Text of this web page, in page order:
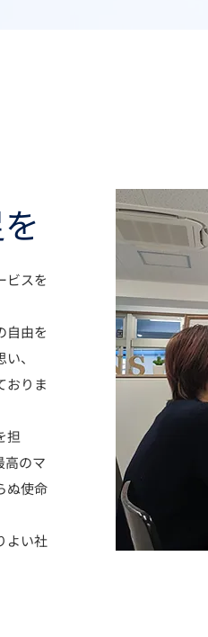
ビスを
自由を
、
おりま
担
高のマ
ぬ使命
よい社